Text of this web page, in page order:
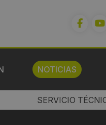
NOTICIAS
SERVICIO